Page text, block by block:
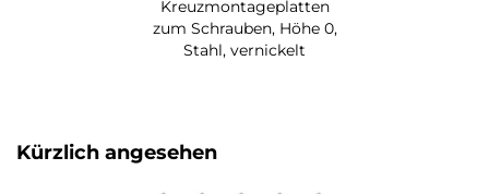
Kreuzmontageplatten
zum Schrauben, Höhe 0,
Stahl, vernickelt
Kürzlich angesehen